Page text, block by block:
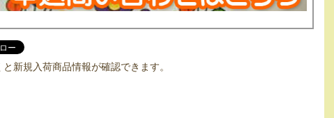
新規入荷商品情報が確認できます。